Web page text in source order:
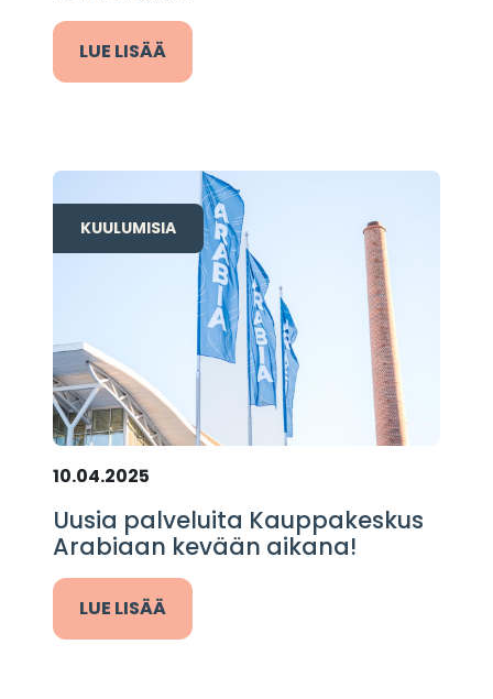
LUE LISÄÄ
KUULUMISIA
10.04.2025
Uusia palveluita Kauppakeskus
Arabiaan kevään aikana!
LUE LISÄÄ